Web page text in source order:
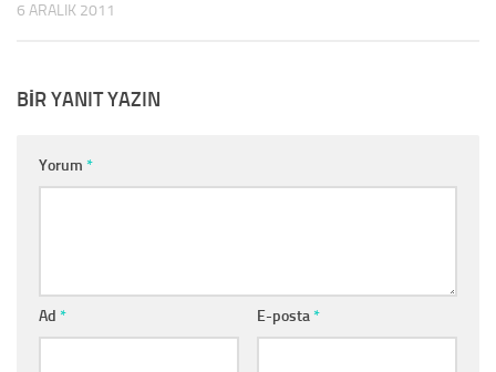
6 ARALIK 2011
BIR YANIT YAZIN
Yorum *
Ad * E-posta*